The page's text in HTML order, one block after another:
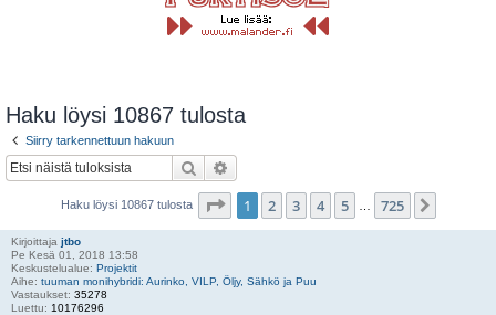
Haku löysi 10867 tulosta
Siirry tarkennettuun hakuun
Etsi
Haku löysi 10867 tulosta Sivu /725
1 2 3 4 5 725
Kirjoittaja jtbo
Pe Kesä 01, 2018 13:58
Keskustelualue: Projektit
Aihe: tuuman monihybridi: Aurinko, VILP, Öljy, Sähkö ja Puu
Vastaukset: 35278
Luettu: 10176296